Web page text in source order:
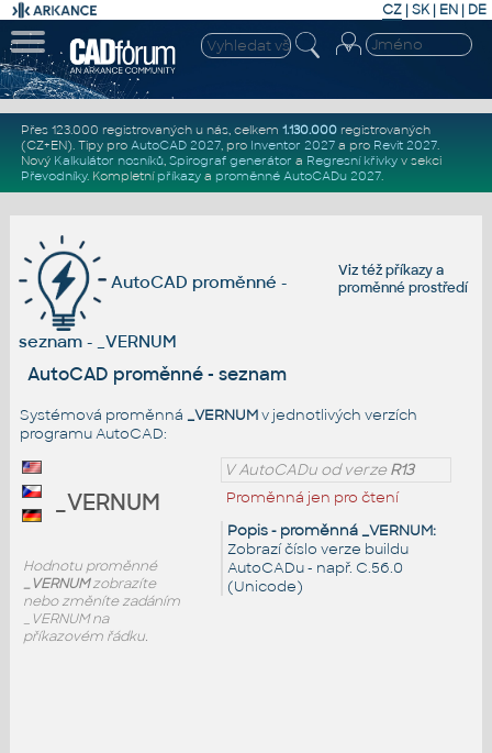
CZ | SK| EN | DE
Přes 123.000 registrovaných u nás, celkem 1.130.000registrovaných
(CZ+EN). Tipy pro AutoCAD 2027, pro Inventor 2027a pro Revit 2027.
Nový Kalkulátor nosníků, Spirograf generátor a Regresní křivkyv sekci
Převodníky. Kompletní příkazya proměnné AutoCADu 2027.
Viz téžpříkazya
proměnné prostředí
AutoCAD proměnné -
seznam - _VERNUM
AutoCAD proměnné - seznam
Systémová proměnná _VERNUMv jednotlivých verzích
programu AutoCAD:
V AutoCADu od verzeR13
Proměnná jen pro čtení
Popis - proměnná _VERNUM:
Zobrazí číslo verze buildu
AutoCADu - např. C.56.0
(Unicode)
_VERNUM
Hodnotu proměnné
_VERNUMzobrazíte
nebo změníte zadáním
_VERNUM na
příkazovém řádku.